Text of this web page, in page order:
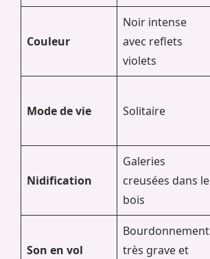
Couleur
Noir intense
avec reflets
violets
Mode de vie Solitaire
Nidification
Galeries
creusées dans le
bois
Son en vol
Bourdonnement
très grave et